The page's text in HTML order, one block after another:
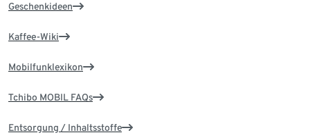
Geschenkideen
Kaffee-Wiki
Mobilfunklexikon
Tchibo MOBIL FAQs
Entsorgung / Inhaltsstoffe